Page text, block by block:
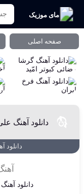
مای موزیک
صفحه اصلی
دانلود آهنگ
دانلود
دانلود